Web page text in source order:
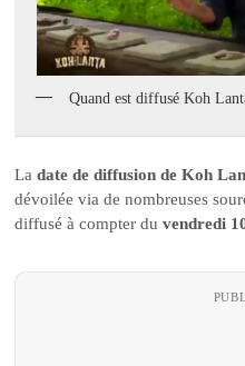
Quand est diffusé Koh
Ladate de diffusion de Koh
dévoilée via de nombreuses
diffusé à compter du vendredi